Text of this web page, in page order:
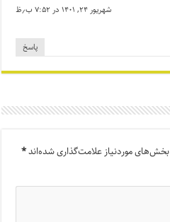
شهریور ۲۴, ۱۴۰۱ در ۷:۵۲ ب٫ظ
پاسخ
بخش‌های موردنیاز علامت‌گذاری شده‌اند*